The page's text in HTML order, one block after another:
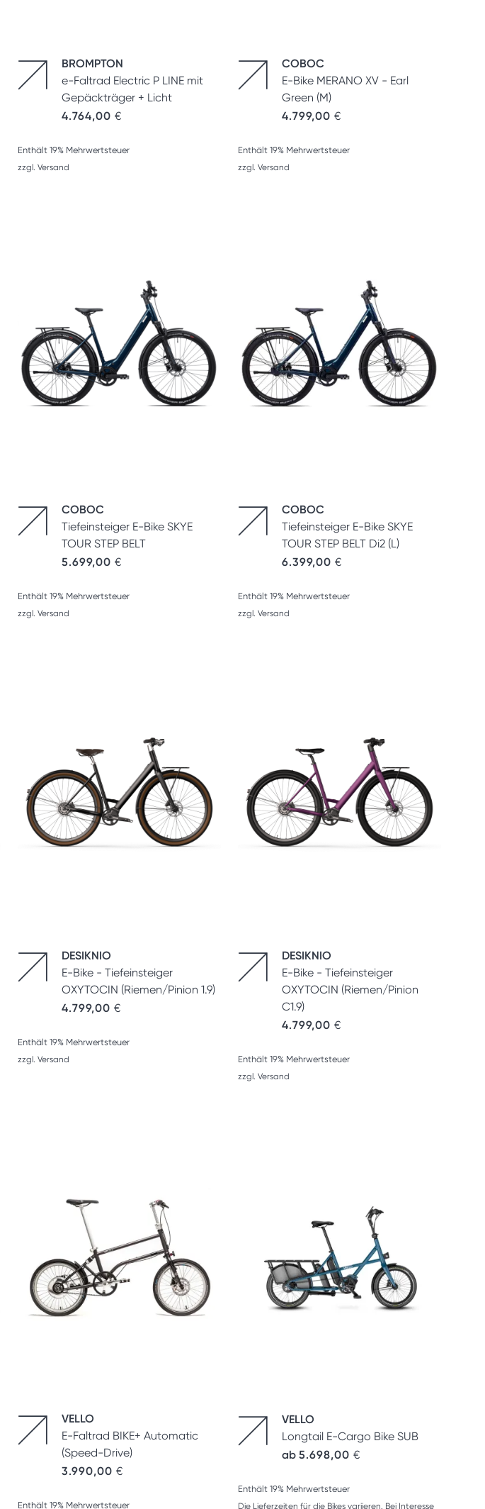
BROMPTON
e-Faltrad Electric P LINE mit
Gepäckträger + Licht
4.764,00 €
Enthält 19% Mehrwertsteuer
zzgl. Versand
COBOC
E-Bike MERANO XV - Earl
Green (M)
4.799,00 €
Enthält 19% Mehrwertsteuer
zzgl. Versand
COBOC
Tiefeinsteiger E-Bike SKYE
TOUR STEP BELT
5.699,00 €
Enthält 19% Mehrwertsteuer
zzgl. Versand
COBOC
Tiefeinsteiger E-Bike SKYE
TOUR STEP BELT Di2 (L)
6.399,00 €
Enthält 19% Mehrwertsteuer
zzgl. Versand
DESIKNIO
E-Bike - Tiefeinsteiger
OXYTOCIN (Riemen/Pinion 1.9)
4.799,00 €
Enthält 19% Mehrwertsteuer
zzgl. Versand
DESIKNIO
E-Bike - Tiefeinsteiger
OXYTOCIN (Riemen/Pinion
C1.9)
4.799,00 €
Enthält 19% Mehrwertsteuer
zzgl. Versand
VELLO
E-Faltrad BIKE+ Automatic
(Speed-Drive)
3.990,00 €
Enthält 19% Mehrwertsteuer
VELLO
Longtail E-Cargo Bike SUB
ab 5.698,00 €
Enthält 19% Mehrwertsteuer
Die Lieferzeiten für die Bikes variieren. Bei Interesse